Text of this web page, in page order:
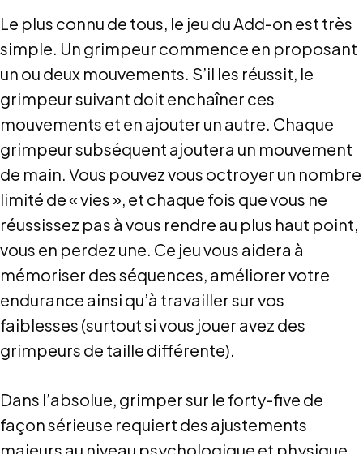
Le plus connu de tous, le jeu du Add-on est très
simple. Un grimpeur commence en proposant
un ou deux mouvements. S’il les réussit, le
grimpeur suivant doit enchaîner ces
mouvements et en ajouter un autre. Chaque
grimpeur subséquent ajoutera un mouvement
de main. Vous pouvez vous octroyer un nombre
limité de « vies », et chaque fois que vous ne
réussissez pas à vous rendre au plus haut point,
vous en perdez une. Ce jeu vous aidera à
mémoriser des séquences, améliorer votre
endurance ainsi qu’à travailler sur vos
faiblesses (surtout si vous jouer avez des
grimpeurs de taille différente).
Dans l’absolue, grimper sur le forty-five de
façon sérieuse requiert des ajustements
majeurs au niveau psychologique et physique.